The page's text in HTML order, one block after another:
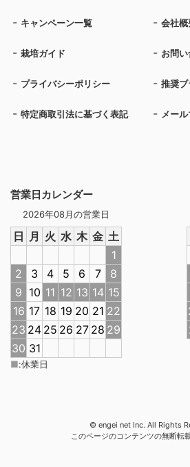
営業日カレンダー
2026年08月の営業日
日 月 火 水 木 金 土
1
2
3 4 5 6 7
8
9 10 11 12 13 14 15
16 17 18 19 20 21 22
23 24 25 26 27 28 29
30 31
■:休業日
キャンペーン一覧 会社概
栽培ガイド お問
プライバシーポリシー 推奨ブ
特定商取引法に基づく表記 メー
© engei net Inc. All Rights
このページのコンテンツの無断転